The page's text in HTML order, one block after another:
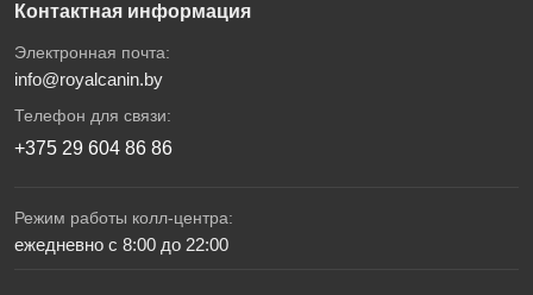
Контактная информация
Электронная почта:
info@royalcanin.by
Телефон для связи:
+375 29 604 86 86
Режим работы колл-центра:
ежедневно с 8:00 до 22:00